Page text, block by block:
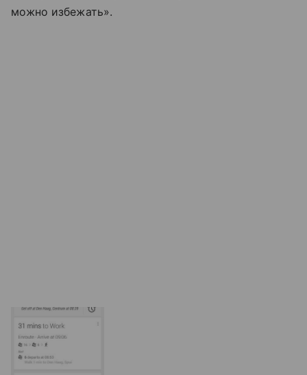
можно избежать».